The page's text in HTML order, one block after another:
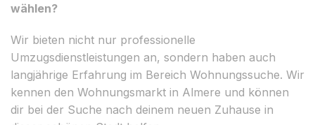
wählen?
Wir bieten nicht nur professionelle
Umzugsdienstleistungen an, sondern haben auch
langjährige Erfahrung im Bereich Wohnungssuche. Wir
kennen den Wohnungsmarkt in Almere und können
dir bei der Suche nach deinem neuen Zuhause in